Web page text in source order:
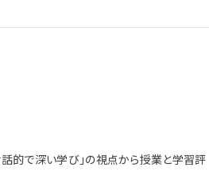
的で深い学び」の視点から授業と学習評